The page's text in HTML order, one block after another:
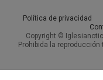
Política de privacidad
Copyright ©
Prohibida la